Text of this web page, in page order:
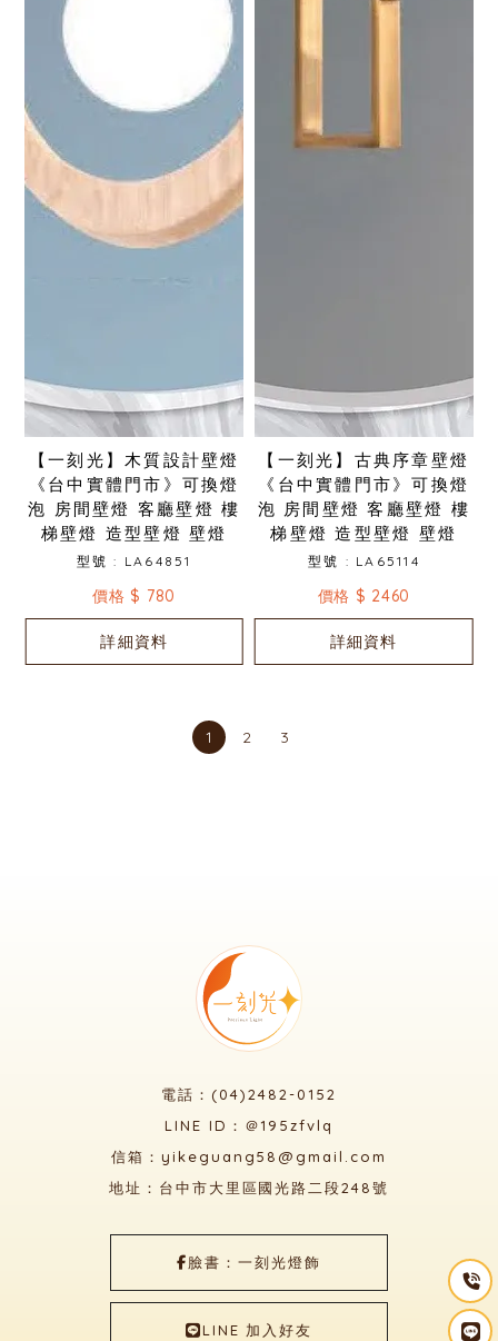
【一刻光】木質設計壁燈
《台中實體門市》可換燈
泡 房間壁燈 客廳壁燈 樓
梯壁燈 造型壁燈 壁燈
型號 : LA64851
價格 $ 780
詳細資料
【一刻光】古典序章壁燈
《台中實體門市》可換燈
泡 房間壁燈 客廳壁燈 樓
梯壁燈 造型壁燈 壁燈
型號 : LA65114
價格 $ 2460
詳細資料
1 2 3
電話：(04)2482-0152
LINE ID：＠195zfvlq
信箱：yikeguang58@gmail.com
地址：台中市大里區國光路二段248號
臉書：一刻光燈飾
LINE 加入好友